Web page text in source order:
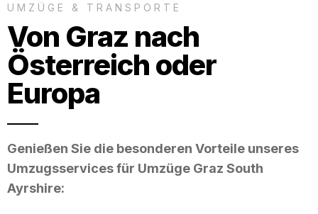
UMZÜGE & TRANSPORTE
Von Graz nach
Österreich oder
Europa
Genießen Sie die besonderen Vorteile unseres
Umzugsservices für Umzüge Graz South
Ayrshire: